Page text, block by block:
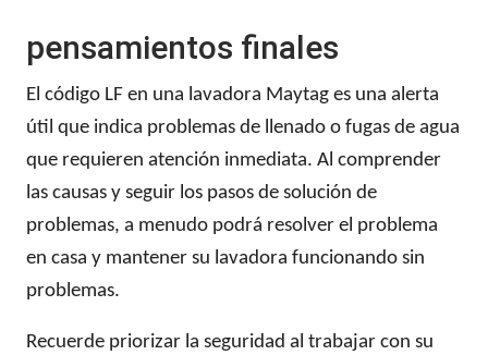
pensamientos finales
El código LF en una lavadora Maytag es una alerta
útil que indica problemas de llenado o fugas de agua
que requieren atención inmediata. Al comprender
las causas y seguir los pasos de solución de
problemas, a menudo podrá resolver el problema
en casa y mantener su lavadora funcionando sin
problemas.
Recuerde priorizar la seguridad al trabajar con su